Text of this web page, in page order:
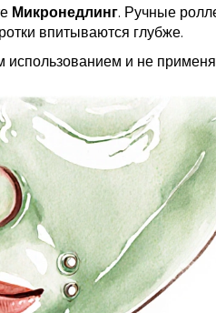
Микронедлинг. Ручные
впитываются глубже.
и не